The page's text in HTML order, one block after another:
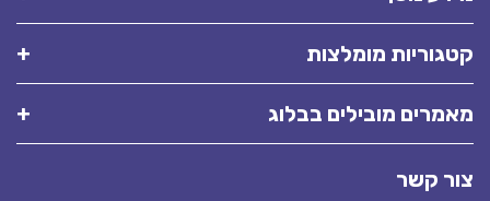
קטגוריות מומלצות
מאמרים מובילים בבלוג
צור קשר